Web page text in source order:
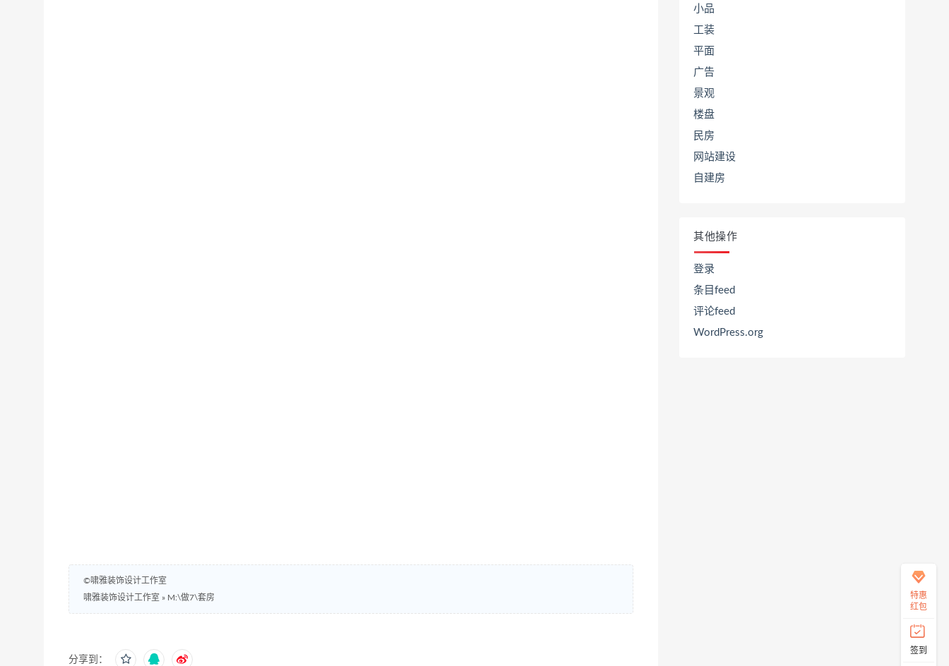
©啸雅装饰设计工作室
啸雅装饰设计工作室 » M:\做7\套房
分享到：
小品
工装
平面
广告
景观
楼盘
民房
网站建设
自建房
其他操作
登录
条目feed
评论feed
WordPress.org
特惠
红包
签到
接
说
出
您
的